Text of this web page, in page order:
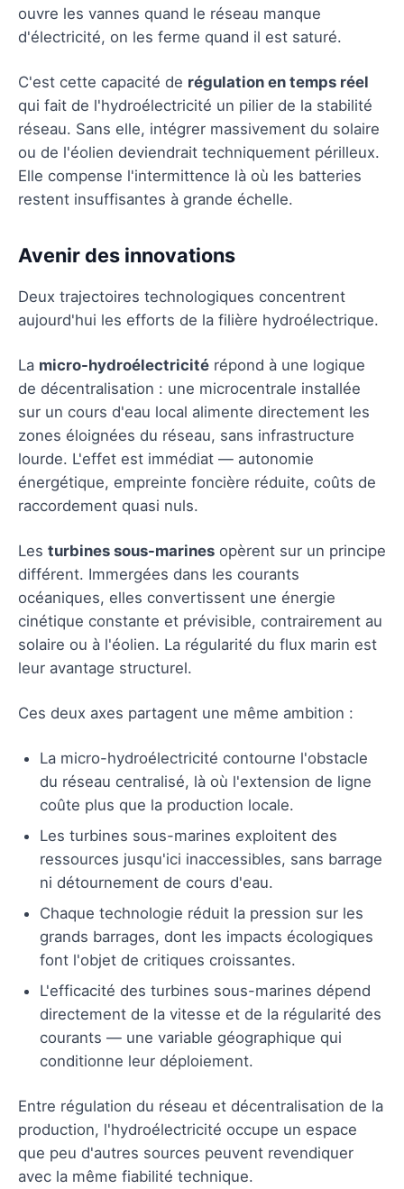
ouvre les vannes quand le réseau manque
d'électricité, on les ferme quand il est saturé.
C'est cette capacité de régulation en temps réel
qui fait de l'hydroélectricité un pilier de la stabilité
réseau. Sans elle, intégrer massivement du solaire
ou de l'éolien deviendrait techniquement périlleux.
Elle compense l'intermittence là où les batteries
restent insuffisantes à grande échelle.
Avenir des innovations
Deux trajectoires technologiques concentrent
aujourd'hui les efforts de la filière hydroélectrique.
La micro-hydroélectricité répond à une logique
de décentralisation : une microcentrale installée
sur un cours d'eau local alimente directement les
zones éloignées du réseau, sans infrastructure
lourde. L'effet est immédiat — autonomie
énergétique, empreinte foncière réduite, coûts de
raccordement quasi nuls.
Les turbines sous-marines opèrent sur un principe
différent. Immergées dans les courants
océaniques, elles convertissent une énergie
cinétique constante et prévisible, contrairement au
solaire ou à l'éolien. La régularité du flux marin est
leur avantage structurel.
Ces deux axes partagent une même ambition :
La micro-hydroélectricité contourne l'obstacle
du réseau centralisé, là où l'extension de ligne
coûte plus que la production locale.
Les turbines sous-marines exploitent des
ressources jusqu'ici inaccessibles, sans barrage
ni détournement de cours d'eau.
Chaque technologie réduit la pression sur les
grands barrages, dont les impacts écologiques
font l'objet de critiques croissantes.
L'efficacité des turbines sous-marines dépend
directement de la vitesse et de la régularité des
courants — une variable géographique qui
conditionne leur déploiement.
Entre régulation du réseau et décentralisation de la
production, l'hydroélectricité occupe un espace
que peu d'autres sources peuvent revendiquer
avec la même fiabilité technique.